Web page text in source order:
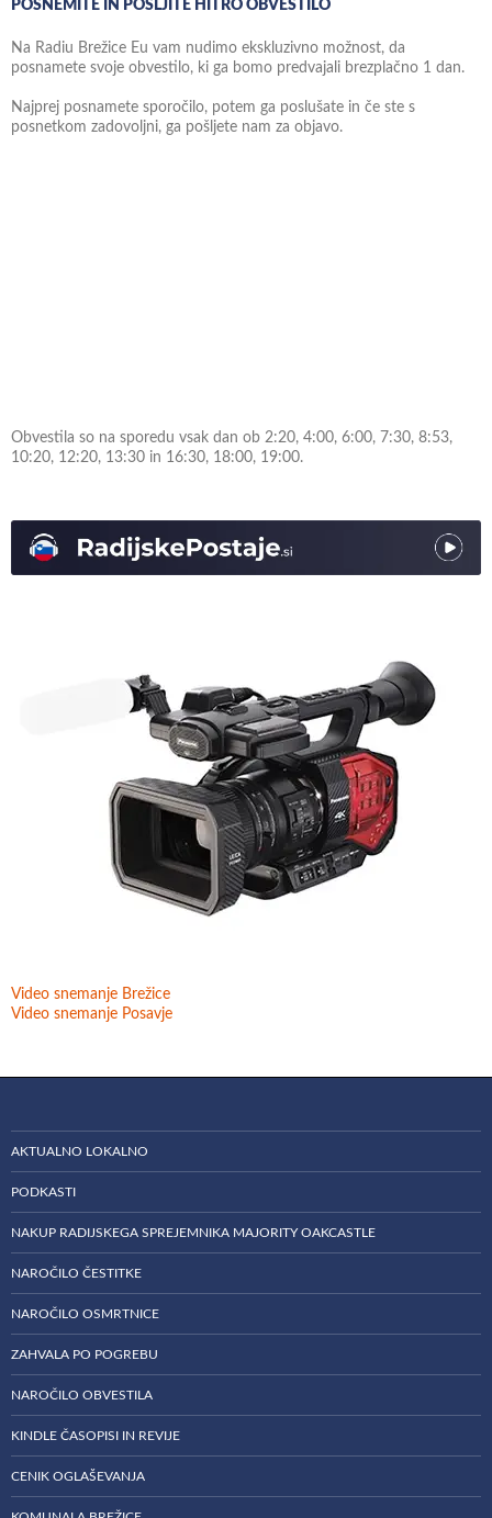
POSNEMITE IN POŠLJITE HITRO OBVESTILO
Na Radiu Brežice Eu vam nudimo ekskluzivno možnost, da
posnamete svoje obvestilo, ki ga bomo predvajali brezplačno 1 dan.
Najprej posnamete sporočilo, potem ga poslušate in če ste s
posnetkom zadovoljni, ga pošljete nam za objavo.
Obvestila so na sporedu vsak dan ob 2:20, 4:00, 6:00, 7:30, 8:53,
10:20, 12:20, 13:30 in 16:30, 18:00, 19:00.
Video snemanje Brežice
Video snemanje Posavje
AKTUALNO LOKALNO
PODKASTI
NAKUP RADIJSKEGA SPREJEMNIKA MAJORITY OAKCASTLE
NAROČILO ČESTITKE
NAROČILO OSMRTNICE
ZAHVALA PO POGREBU
NAROČILO OBVESTILA
KINDLE ČASOPISI IN REVIJE
CENIK OGLAŠEVANJA